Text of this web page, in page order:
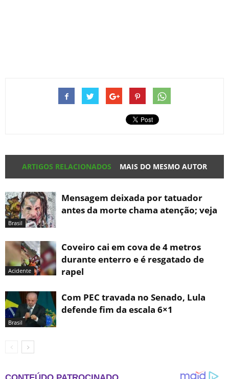
ARTIGOS RELACIONADOS MAIS DO MESMO AUTOR
Brasil
Mensagem deixada por tatuador
antes da morte chama atenção; veja
Acidente
Coveiro cai em cova de 4 metros
durante enterro e é resgatado de
rapel
Brasil
Com PEC travada no Senado, Lula
defende fim da escala 6×1